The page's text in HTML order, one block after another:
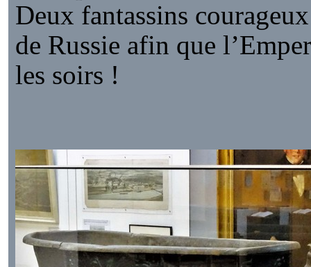
Deux fantassins
de Russie afin que
les soirs !